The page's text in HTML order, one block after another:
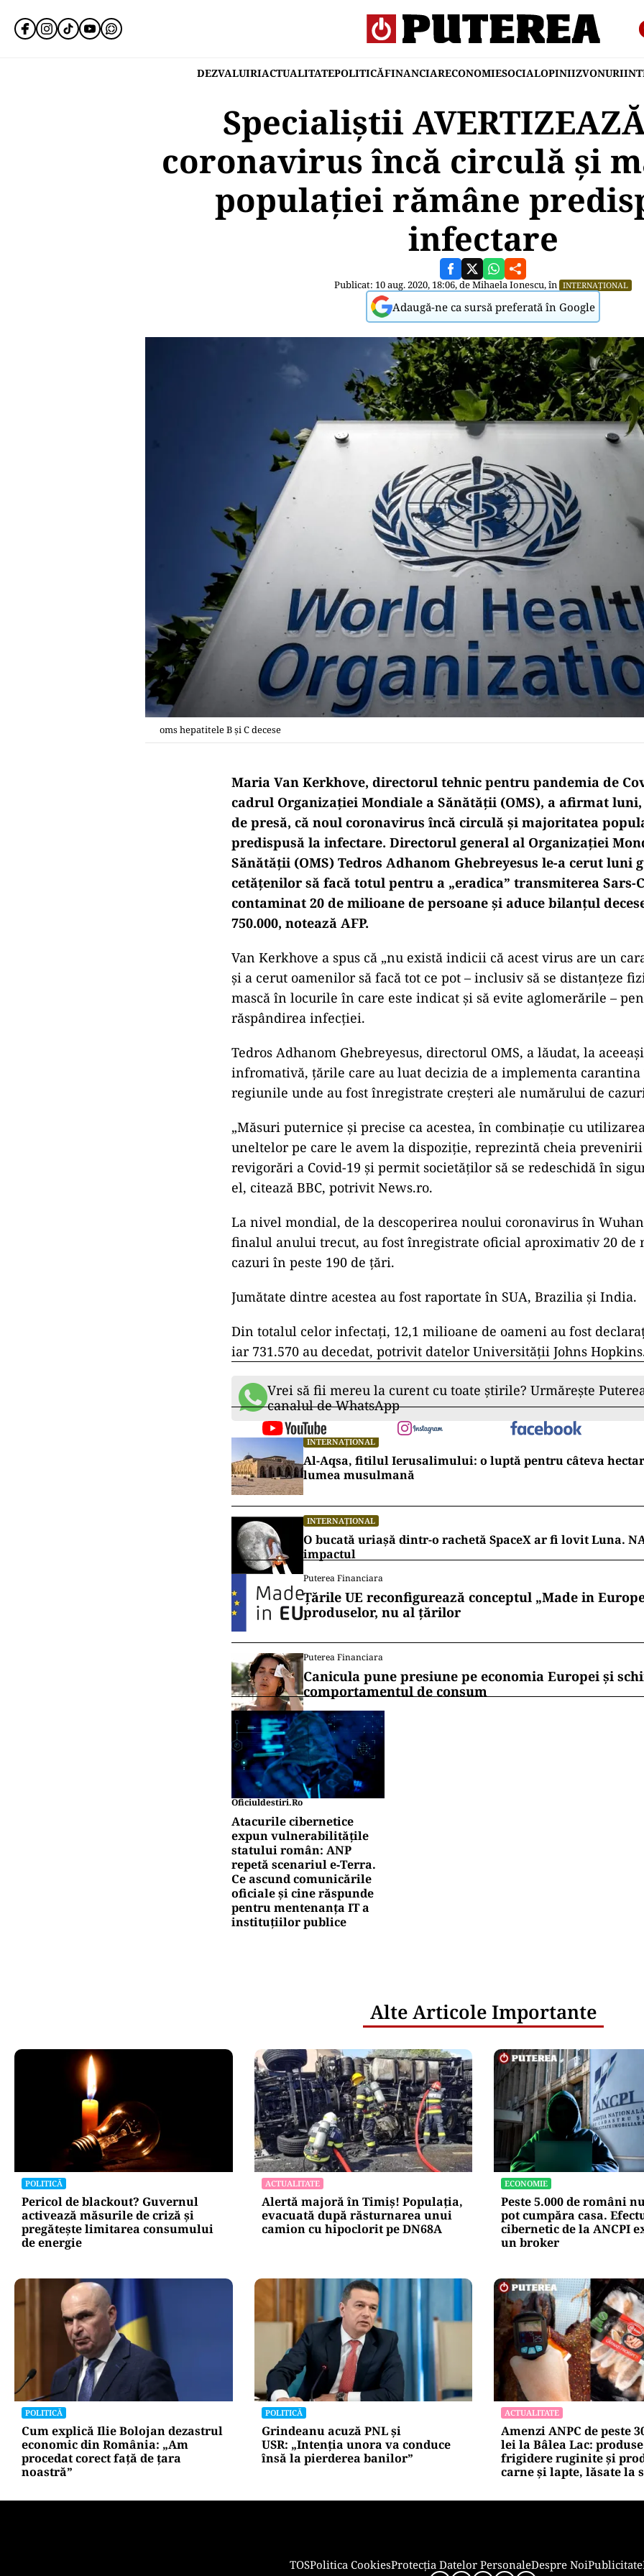
DEZVALUIRIACTUALITATEPOLITICĂFINANCIARECONOMIESOCIALOPINIIZVONURI
Specialiștii
coronavirus încă circulă şi
populaţiei rămâne
infectare
Publicat: 10 aug. 2020, 18:06, deMihaela Ionescu, în INTERNAȚIONAL
Adaugă-ne ca sursă preferată în Google
oms hepatitele B și C decese
Maria Van Kerkhove, directorul tehnic pentru pandemia de
cadrul Organizaţiei Mondiale a Sănătăţii (OMS), a afirmat
de presă, că noul coronavirus încă circulă şi majoritatea
predispusă la infectare. Directorul general al Organizaţiei
Sănătăţii (OMS) Tedros Adhanom Ghebreyesus le-a cerut luni
cetăţenilor să facă totul pentru a „eradica” transmiterea Sars-
contaminat 20 de milioane de persoane şi aduce bilanţul
750.000, notează AFP.
Van Kerkhove a spus că „nu există indicii că acest virus are un
şi a cerut oamenilor să facă tot ce pot – inclusiv să se distanţeze
mască în locurile în care este indicat şi să evite aglomerările –
răspândirea infecţiei.
ad
Tedros Adhanom Ghebreyesus, directorul OMS, a lăudat, la aceeaşi
regiunile unde au fost înregistrate creşteri ale numărului de cazuri
uneltelor pe care le avem la dispoziţie, reprezintă cheia
revigorări a Covid-19 şi permit societăţilor să se redeschidă în
el, citează BBC, potrivit News.ro.
La nivel mondial, de la descoperirea noului coronavirus în Wuhan
finalul anului trecut, au fost înregistrate oficial aproximativ 20 de
cazuri în peste 190 de ţări.
Jumătate dintre acestea au fost raportate în SUA, Brazilia şi India.
Din totalul celor infectaţi, 12,1 milioane de oameni au fost
iar 731.570 au decedat, potrivit datelor Universităţii Johns
canalul de WhatsApp
INTERNAȚIONAL
lumea musulmană
INTERNAȚIONAL
O bucată uriașă dintr-o rachetă SpaceX ar fi lovit Luna.
impactul
Puterea Financiara
Țările UE reconfigurează conceptul „Made in
produselor, nu al țărilor
Puterea Financiara
Canicula pune presiune pe economia Europei și
Oficiuldestiri.ro
Atacurile cibernetice
expun vulnerabilitățile
statului român: ANP
repetă scenariul e‑Terra.
Ce ascund comunicările
oficiale și cine răspunde
pentru mentenanța IT a
instituțiilor publice
POLITICĂ
Pericol de blackout? Guvernul
activează măsurile de criză și
pregătește limitarea consumului
ACTUALITATE
Alertă majoră în Timiș! Populația,
evacuată după răsturnarea unui
ECONOMIE
Peste 5.000 de români
pot cumpăra casa.
cibernetic de la ANCPI